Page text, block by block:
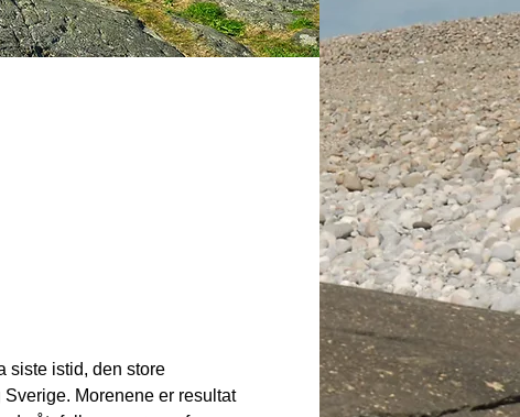
siste istid, den store
Morenene er resultat